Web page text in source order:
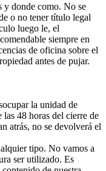
y donde como. No se
o no tener título legal
luego le, el
siempre en
de oficina sobre el
antes de pujar.
la unidad de
las 48 horas del cierre de
atrás, no se devolverá el
tipo. No vamos a
ser utilizado. Es